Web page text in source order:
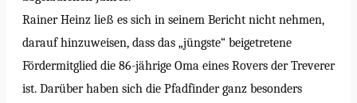
Rainer Heinz ließ es sich in seinem Bericht nicht nehmen,
darauf hinzuweisen, dass das „jüngste“ beigetretene
Fördermitglied die 86-jährige Oma eines Rovers der Treverer
ist. Darüber haben sich die Pfadfinder ganz besonders